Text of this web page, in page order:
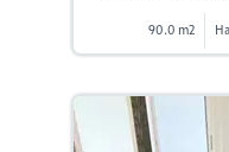
90.0 m2